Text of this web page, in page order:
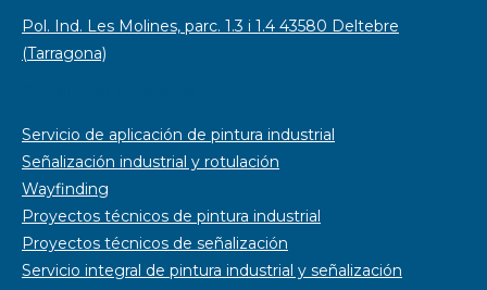
Pol. Ind. Les Molines, parc. 1.3 i 1.4 43580 Deltebre
(Tarragona)
Servicio de aplicación de pintura industrial
Señalización industrial y rotulación
Wayfinding
Proyectos técnicos de pintura industrial
Proyectos técnicos de señalización
Servicio integral de pintura industrial y señalización